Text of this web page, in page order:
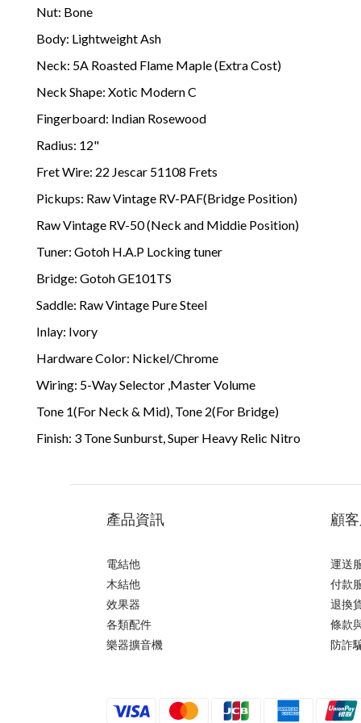
Nut: Bone
Body: Lightweight Ash
Neck: 5A Roasted Flame Maple (Extra Cost)
Neck Shape: Xotic Modern C
Fingerboard: Indian Rosewood
Radius: 12"
Fret Wire: 22 Jescar 51108 Frets
Pickups: Raw Vintage RV-PAF(Bridge Position)
Raw Vintage RV-50 (Neck and Middie Position)
Tuner: Gotoh H.A.P Locking tuner
Bridge: Gotoh GE101TS
Saddle: Raw Vintage Pure Steel
Inlay: Ivory
Hardware Color: Nickel/Chrome
Wiring: 5-Way Selector ,Master Volume
Tone 1(For Neck & Mid), Tone 2(For Bridge)
Finish: 3 Tone Sunburst, Super Heavy Relic Nitro
產品資訊
電結他
木結他
效果器
各類配件
樂器擴音機
顧
運送
付款
退換
條款
防詐